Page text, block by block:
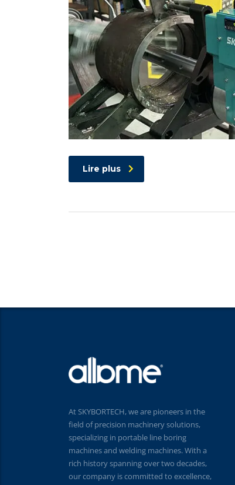
Lire plus
At SKYBORTECH, we are pioneers in the
field of precision machinery solutions,
specializing in portable line boring
machines and welding machines. With a
rich history spanning over two decades,
our company is committed to excellence,